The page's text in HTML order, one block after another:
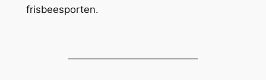
frisbeesporten.